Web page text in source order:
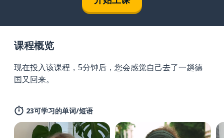
课程概览
现在投入该课程，5分钟后，您会感觉自己去了一趟德
国又回来。
23可学习的单词/短语